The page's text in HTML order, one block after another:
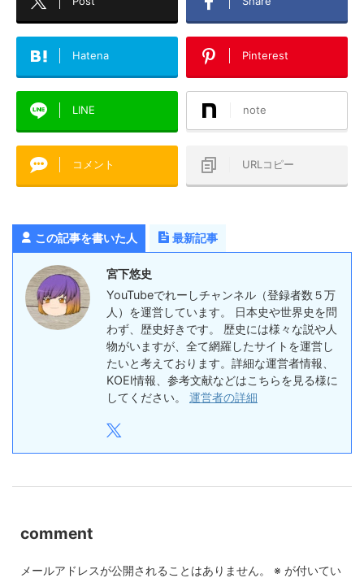
Hatena Pinterest
LINE note
コメント URLコピー
この記事を書いた人 最新記事
宮下悠史
YouTubeでれーしチャンネル（登録者数５万
人）を運営しています。 日本史や世界史を問
わず、歴史好きです。 歴史には様々な説や人
物がいますが、全て網羅したサイトを運営し
たいと考えております。詳細な運営者情報、
KOEI情報、参考文献などはこちらを見る様に
してください。 運営者の詳細
comment
メールアドレスが公開されることはありません。 ※ が付いてい